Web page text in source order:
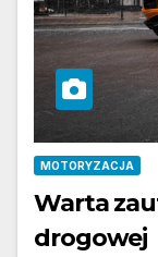
MOTORYZACJA
Warta
drogowej